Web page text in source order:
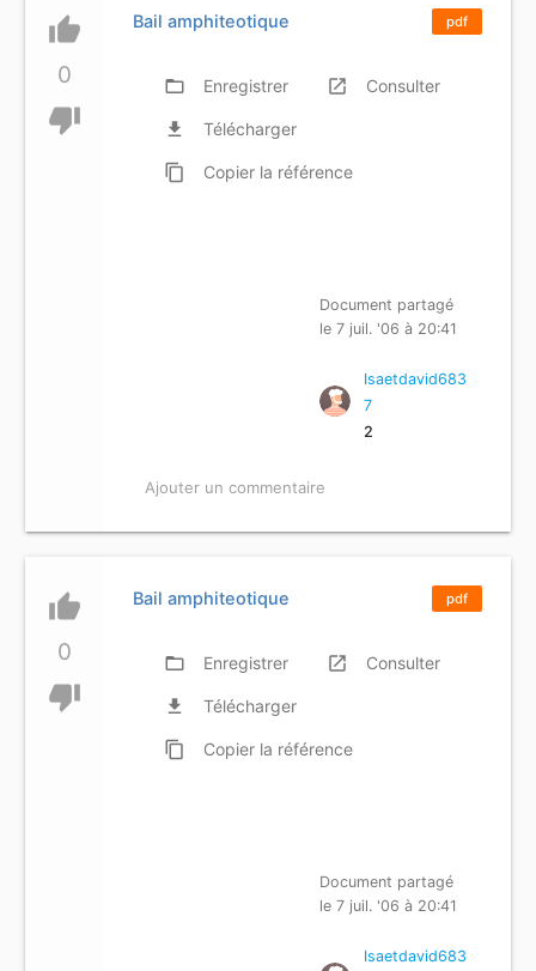
thumb_up
0
thumb_down
pdf
Bail amphiteotique
folder_open Enregistrer launch Consulter
file_download Télécharger
content_copy Copier la référence
Document partagé
le 7 juil. '06 à 20:41
Isaetdavid683
7
2
Ajouter un commentaire
thumb_up
0
thumb_down
pdf
Bail amphiteotique
folder_open Enregistrer launch Consulter
file_download Télécharger
content_copy Copier la référence
Document partagé
le 7 juil. '06 à 20:41
Isaetdavid683